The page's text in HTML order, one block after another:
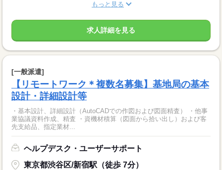
もっと見る
求人詳細を見る
[一般派遣]
【リモートワーク＊複数名募集】基地局の基本
設計・詳細設計等
・基本設計、詳細設計（AutoCADでの作図および図面精査） ・他事
業協議資料作成、精査 ・資機材積算（図面から拾い出し）および客
先支給品、指定業材...
ヘルプデスク・ユーザーサポート
東京都渋谷区/新宿駅（徒歩 7分）